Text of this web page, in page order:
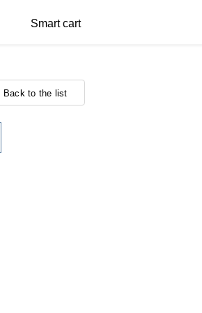
Smart cart
Back to the list